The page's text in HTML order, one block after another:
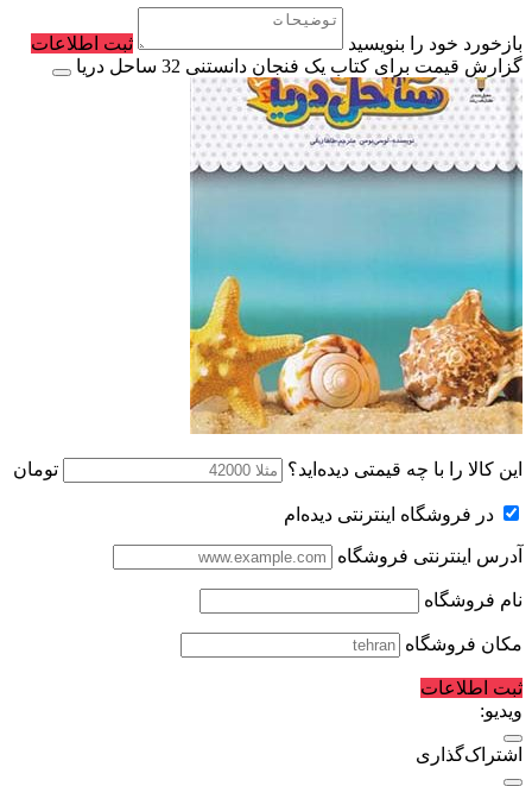
بازخورد خود را بنویسید
ثبت اطلاعات
گزارش قیمت برای کتاب یک فنجان دانستنی 32 ساحل دریا
این کالا را با چه قیمتی دیده‌اید؟ تومان
در فروشگاه اینترنتی دیده‌ام
آدرس اینترنتی فروشگاه
نام فروشگاه
مکان فروشگاه
ثبت اطلاعات
ویدیو:
اشتراک‌گذاری